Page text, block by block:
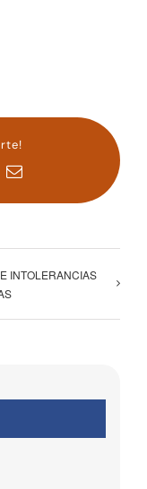
Correo
INTOLERANCIAS